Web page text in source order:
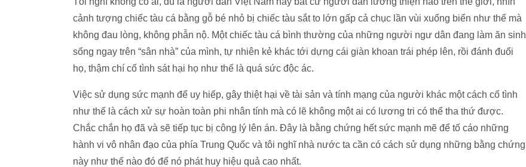
cảnh tượng chiếc tàu cá bằng gỗ bé nhỏ bị chiếc tàu sắt to lớn gấp cả chục lần vùi xuống biển như thế mà
không đau lòng, không phẫn nộ. Một chiếc tàu cá bình thường của những người ngư dân đang làm ăn sinh
sống ngay trên “sân nhà” của mình, tự nhiên kẻ khác tới dựng cái giàn khoan trái phép lên, rồi đánh đuổi
họ, thậm chí cố tình sát hại họ như thế là quá sức độc ác.
Việc sử dụng sức mạnh để uy hiếp, gây thiệt hại về tài sản và tính mạng của người khác một cách cố tình
như thế là cách xử sự hoàn toàn phi nhân tính mà có lẽ không một ai có lương tri có thể tha thứ được.
Chắc chắn họ đã và sẽ tiếp tục bị công lý lên án. Đây là bằng chứng hết sức mạnh mẽ để tố cáo những
hành vi vô nhân đạo của phía Trung Quốc và tôi nghĩ nhà nước ta cần có cách sử dụng những bằng chứng
này như thế nào đó để nó phát huy hiệu quả cao nhất.